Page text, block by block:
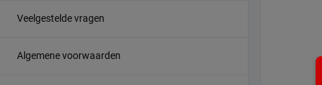
Veelgestelde vragen
Algemene voorwaarden